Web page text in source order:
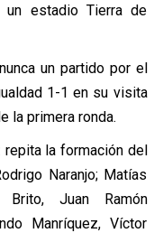
estadio Tierra de
un partido por el
1-1 en su visita
la primera ronda.
la formación del
Naranjo; Matías
Brito, Juan Ramón
Manríquez, Víctor